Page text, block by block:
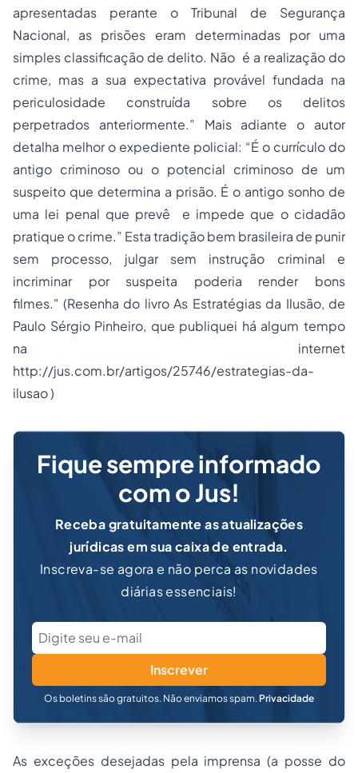
apresentadas perante o Tribunal de Segurança
Nacional, as prisões eram determinadas por uma
simples classificação de delito. Não é a realização do
crime, mas a sua expectativa provável fundada na
periculosidade construída sobre os delitos
perpetrados anteriormente.” Mais adiante o autor
detalha melhor o expediente policial: “É o currículo do
antigo criminoso ou o potencial criminoso de um
suspeito que determina a prisão. É o antigo sonho de
uma lei penal que prevê e impede que o cidadão
pratique o crime.” Esta tradição bem brasileira de punir
sem processo, julgar sem instrução criminal e
incriminar por suspeita poderia render bons
filmes." (Resenha do livro As Estratégias da Ilusão, de
Paulo Sérgio Pinheiro, que publiquei há algum tempo
na internet
http://jus.com.br/artigos/25746/estrategias-da-
ilusao)
Fique sempre informado
com o Jus!
Receba gratuitamente as atualizações
jurídicas em sua caixa de entrada.
Inscreva-se agora e não perca as novidades
diárias essenciais!
Inscrever
Os boletins são gratuitos. Não enviamos spam. Privacidade
As exceções desejadas pela imprensa (a posse do